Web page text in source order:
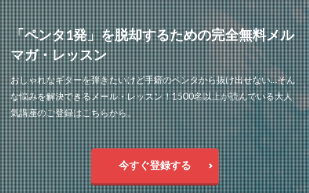
「ペンタ1発」を脱却するための完全無料メル
マガ・レッスン
おしゃれなギターを弾きたいけど手癖のペンタから抜け出せない…そん
な悩みを解決できるメール・レッスン！1500名以上が読んでいる大人
気講座のご登録はこちらから。
今すぐ登録する